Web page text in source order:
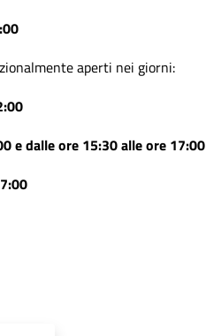
aperti nei giorni:
e dalle ore 15:30 alle ore 17:00